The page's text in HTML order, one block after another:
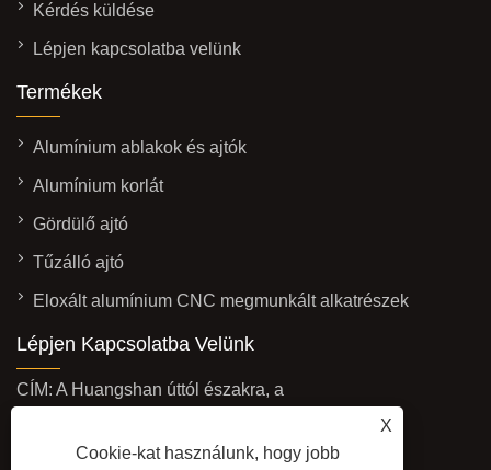
X
Cookie-kat használunk, hogy jobb
Kérdés küldése
Lépjen kapcsolatba velünk
Termékek
Alumínium ablakok és ajtók
Alumínium korlát
Gördülő ajtó
Tűzálló ajtó
Eloxált alumínium CNC megmunkált alkatrészek
Lépjen Kapcsolatba Velünk
CÍM: A Huangshan úttól északra, a
Shandong tartomány, Kína